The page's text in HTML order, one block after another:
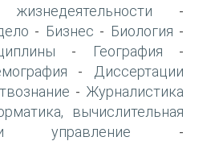
-
- Бизнес - Биология -
- География -
-
Диссертации
- Журналистика
вычислительная
управление -